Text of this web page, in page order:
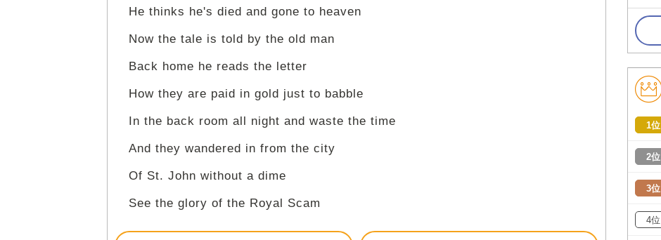
He thinks he's died and gone to heaven
Now the tale is told by the old man
Back home he reads the letter
How they are paid in gold just to babble
In the back room all night and waste the time
And they wandered in from the city
Of St. John without a dime
See the glory of the Royal Scam
1位
2位
3位
4位